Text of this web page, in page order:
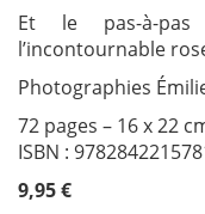
Et le pas-à-
l’incontournable
Photographies
72 pages – 16 x 22
ISBN :
9,95€